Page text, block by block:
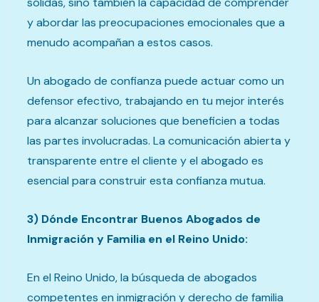
y abordar las preocupaciones emocionales que a
menudo acompañan a estos casos.
Un abogado de confianza puede actuar como un
defensor efectivo, trabajando en tu mejor interés
para alcanzar soluciones que beneficien a todas
las partes involucradas. La comunicación abierta y
transparente entre el cliente y el abogado es
esencial para construir esta confianza mutua.
3) Dónde Encontrar Buenos Abogados de
Inmigración y Familia en el Reino Unido:
En el Reino Unido, la búsqueda de abogados
competentes en inmigración y derecho de familia